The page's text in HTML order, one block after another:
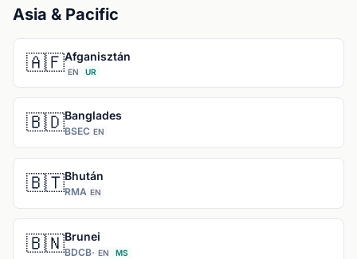
Asia & Pacific
🇦🇫Afganisztán
EN UR
🇧🇩Banglades
BSEC EN
🇧🇹Bhután
RMA EN
🇧🇳Brunei
BDCB· EN MS